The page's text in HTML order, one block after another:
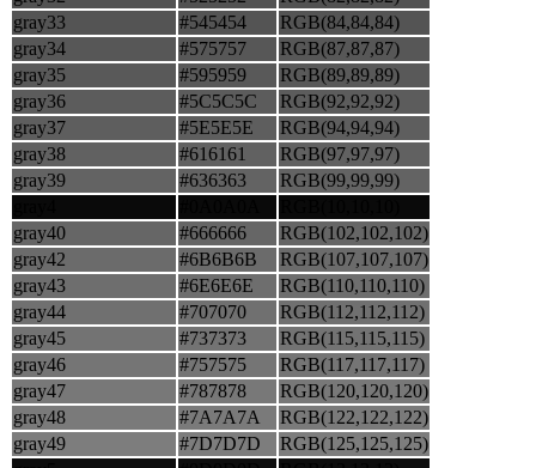
gray33
#545454
RGB(84,84,84)
gray34
#575757
RGB(87,87,87)
gray35
#595959
RGB(89,89,89)
gray36
#5C5C5C
RGB(92,92,92)
gray37
#5E5E5E
RGB(94,94,94)
gray38
#616161
RGB(97,97,97)
gray39
#636363
RGB(99,99,99)
gray40
#666666
RGB(102,102,102)
gray42
#6B6B6B
RGB(107,107,107)
gray43
#6E6E6E
RGB(110,110,110)
gray44
#707070
RGB(112,112,112)
gray45
#737373
RGB(115,115,115)
gray46
#757575
RGB(117,117,117)
gray47
#787878
RGB(120,120,120)
gray48
#7A7A7A
RGB(122,122,122)
gray49
#7D7D7D
RGB(125,125,125)